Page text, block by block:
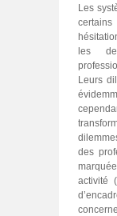
Les
certains
les
Leurs
des
activité